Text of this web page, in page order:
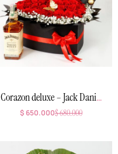
Corazon deluxe – Jack Daniel
´s Honey
$680.000
$ 650.000